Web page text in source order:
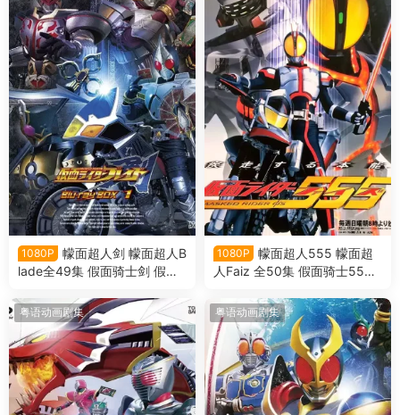
1080P
幪面超人剑 幪面超人B
lade全49集 假面骑士剑 假面
1080P
幪面超人555 幪面超
人Faiz 全50集 假面骑士555
粤语动画剧集 粤语动画剧集